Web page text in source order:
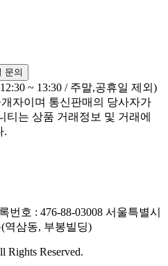
문의
~ 13:30 / 주말,공휴일 제외)
자이며 통신판매의 당사자가
티는 상품 거래정보 및 거래에
.
번호 : 476-88-03008 서울특별시
역삼동, 부봉빌딩)
Rights Reserved.